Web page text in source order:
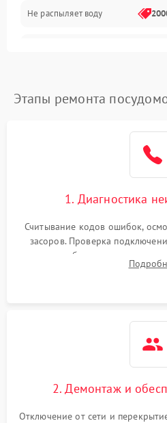
Не распыляет воду
воды
Проблемы с
Этапы ремонта
1. Диагностика
Считывание кодов ошибок,
засоров. Проверка
жалоб на отсутствие
разбрызгивателей или
2. Демонтаж и
Отключение от сети и